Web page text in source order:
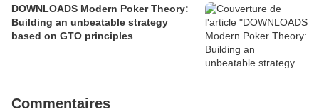
DOWNLOADS Modern Poker Theory:
Building an unbeatable strategy
based on GTO principles
Commentaires